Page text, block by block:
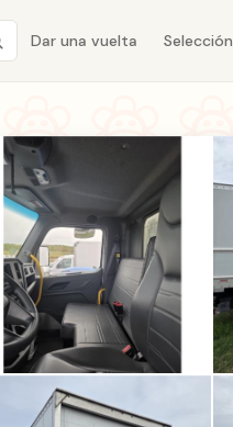
Dar una vuelta Selección